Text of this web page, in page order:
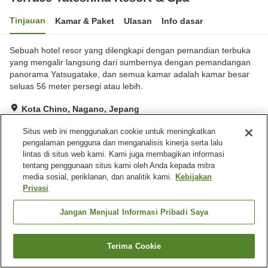
Tinjauan Kamar & Paket Ulasan Info dasar
Sebuah hotel resor yang dilengkapi dengan pemandian terbuka
yang mengalir langsung dari sumbernya dengan pemandangan
panorama Yatsugatake, dan semua kamar adalah kamar besar
seluas 56 meter persegi atau lebih.
Kota Chino, Nagano, Jepang
Hebat Ulasan:551
Fasilitas properti
Tempat parkir
Beranda Jepang Nagano
Kota Chino
Terrace Tateshina Resort & SpaCari kamar
Situs web ini menggunakan cookie untuk meningkatkan
pengalaman pengguna dan menganalisis kinerja serta lalu
lintas di situs web kami. Kami juga membagikan informasi
tentang penggunaan situs kami oleh Anda kepada mitra
media sosial, periklanan, dan analitik kami. Kebijakan
Privasi
Jangan Menjual Informasi Pribadi Saya
Terima Cookie